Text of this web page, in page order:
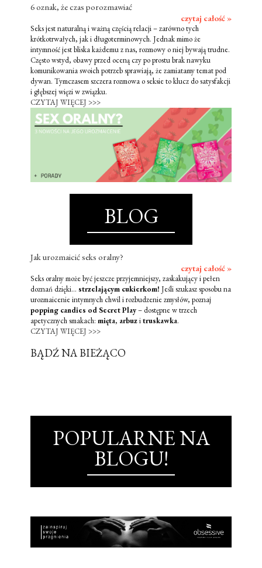
6 oznak, że czas porozmawiać
czytaj całość »
Seks jest naturalną i ważną częścią relacji – zarówno tych
krótkotrwałych, jak i długoterminowych. Jednak mimo że
intymność jest bliska każdemu z nas, rozmowy o niej bywają trudne.
Często wstyd, obawy przed oceną czy po prostu brak nawyku
komunikowania swoich potrzeb sprawiają, że zamiatamy temat pod
dywan. Tymczasem szczera rozmowa o seksie to klucz do satysfakcji
i głębszej więzi w związku.
CZYTAJ WIĘCEJ >>>
BLOG
Jak urozmaicić seks oralny?
czytaj całość »
Seks oralny może być jeszcze przyjemniejszy, zaskakujący i pełen
doznań dzięki... strzelającym cukierkom! Jeśli szukasz sposobu na
urozmaicenie intymnych chwil i rozbudzenie zmysłów, poznaj
popping candies od Secret Play– dostępne w trzech
apetycznych smakach: mięta, arbuzitruskawka.
CZYTAJ WIĘCEJ >>>
BĄDŹ NA BIEŻĄCO
POPULARNE NA
BLOGU!